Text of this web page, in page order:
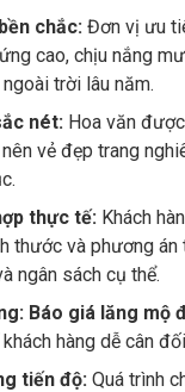
chắc: Đơn vị ưu
cao, chịu nắng
trời lâu năm.
nét: Hoa văn
vẻ đẹp trang
thực tế: Khách
thước và phương
ngân sách cụ thể.
Báo giá lăng mộ
hàng dễ cân
tiến độ: Quá trình